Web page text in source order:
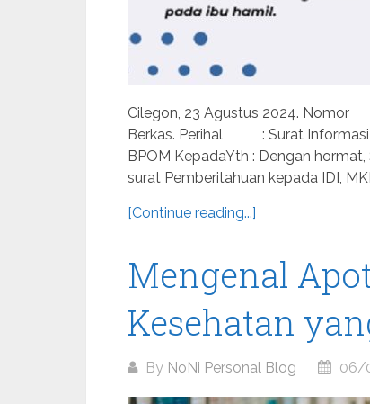
Cilegon, 23 Agustus 2024.
Berkas. Perihal : Surat Informasi
BPOM KepadaYth : Dengan
surat Pemberitahuan kepada IDI,
[Continue reading...]
Mengenal
Kesehatan
By NoNi Personal Blog 06/